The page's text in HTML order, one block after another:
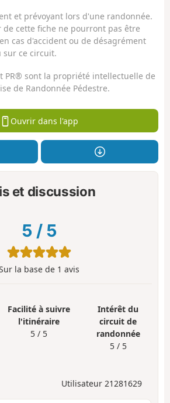
et prévoyant lors d'une randonnée.
de cette fiche ne pourront pas être
cas d'accident ou de désagrément
sur ce circuit.
PR® sont la propriété intellectuelle de
de Randonnée Pédestre.
Ouvrir dans l'app
et discussion
5 / 5
la base de 1 avis
Facilité à suivre
l'itinéraire
5 / 5
Intérêt du
circuit de
randonnée
5 / 5
Utilisateur 21281629